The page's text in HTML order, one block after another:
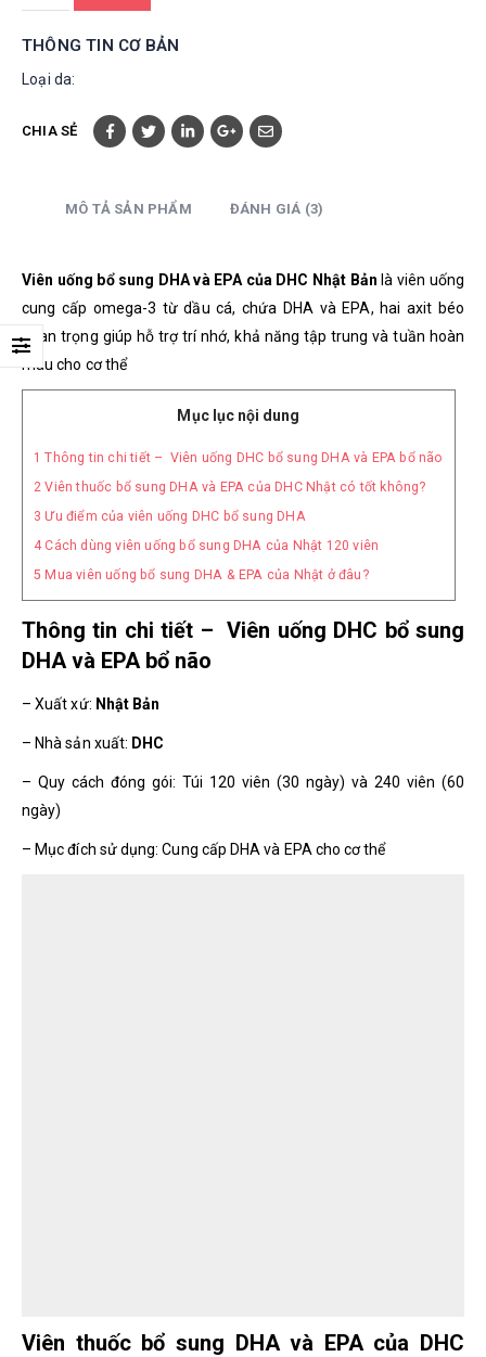
THÔNG TIN CƠ BẢN
Loại da:
CHIA SẺ
MÔ TẢ SẢN PHẨM ĐÁNH GIÁ (3)
Viên uống bổ sung DHA và EPA của DHC Nhật Bản là viên uống
cung cấp omega-3 từ dầu cá, chứa DHA và EPA, hai axit béo
quan trọng giúp hỗ trợ trí nhớ, khả năng tập trung và tuần hoàn
máu cho cơ thể
Mục lục nội dung
1 Thông tin chi tiết – Viên uống DHC bổ sung DHA và EPA bổ não
2 Viên thuốc bổ sung DHA và EPA của DHC Nhật có tốt không?
3 Ưu điểm của viên uống DHC bổ sung DHA
4Cách dùng viên uống bổ sung DHA của Nhật 120 viên
5 Mua viên uống bổ sung DHA & EPA của Nhật ở đâu?
Thông tin chi tiết – Viên uống DHC bổ sung
DHA và EPA bổ não
– Xuất xứ: Nhật Bản
– Nhà sản xuất: DHC
– Quy cách đóng gói: Túi 120 viên (30 ngày) và 240 viên (60
ngày)
– Mục đích sử dụng: Cung cấp DHA và EPA cho cơ thể
Viên thuốc bổ sung DHA và EPA của DHC